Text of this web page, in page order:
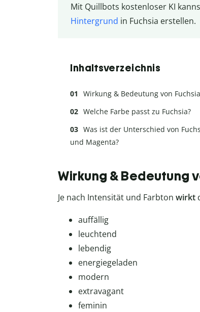
Mit Quillbots kostenloser KI
Hintergrund in Fuchsia erstellen.
Inhaltsverzeichnis
Wirkung & Bedeutung von Fuchsia
Welche Farbe passt zu Fuchsia?
Was ist der Unterschied von
und Magenta?
Wirkung & Bedeutung
Je nach Intensität und Farbton wirkt
auffällig
leuchtend
lebendig
energiegeladen
modern
extravagant
feminin